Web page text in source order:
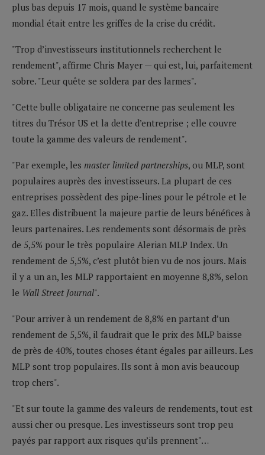
plus bas depuis 17 mois, quand le système bancaire
mondial était entre les griffes de la crise du crédit.
"Trop d’investisseurs institutionnels recherchent le
rendement", affirme Chris Mayer — qui est, lui, parfaitement
sobre. "Leur quête se soldera par des larmes".
"Cette bulle obligataire ne concerne pas seulement les
titres du Trésor US et la dette d’entreprise ; elle couvre
toute la gamme des valeurs de rendement".
"Par exemple, les master limited partnerships, ou MLP, sont
populaires auprès des investisseurs. La plupart de ces
entreprises possèdent des pipe-lines pour le pétrole et le
gaz. Elles distribuent la majeure partie de leurs bénéfices à
leurs partenaires. Les rendements sont désormais de près
de 5,5% pour le très populaire Alerian MLP Index. Un
rendement de 5,5%, c’est plutôt bien vu de nos jours. Mais
il y a un an, les MLP rapportaient en moyenne 8,8%, selon
le Wall Street Journal".
"Pour arriver à un rendement de 8,8% en partant d’un
rendement de 5,5%, il faudrait que le prix des MLP baisse
de près de 40%, toutes choses étant égales par ailleurs. Les
MLP sont trop populaires. Ils sont à mon avis beaucoup
trop chers".
"Et sur toute la gamme des valeurs de rendements, tout est
aussi cher ou presque. Les investisseurs sont trop peu
payés par rapport aux risques qu’ils prennent"…